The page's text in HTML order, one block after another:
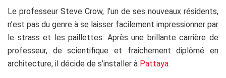
Le professeur Steve Crow, l’un de ses nouveaux résidents,
n’est pas du genre à se laisser facilement impressionner par
le strass et les paillettes. Après une brillante carrière de
professeur, de scientifique et fraichement diplômé en
architecture, il décide de s’installer à Pattaya.